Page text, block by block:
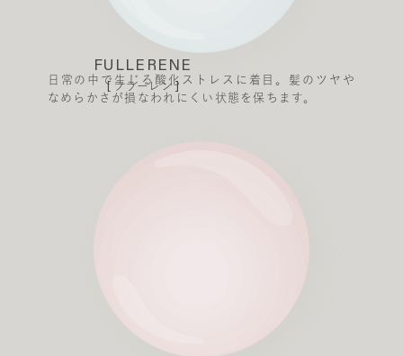
FULLERENE
[ フラーレン ]
日常の中で生じる酸化ストレスに着目。髪のツヤや
なめらかさが損なわれにくい状態を保ちます。